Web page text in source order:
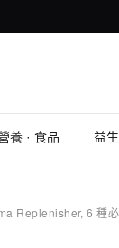
養 · 食品 益
Replenisher, 6 種必